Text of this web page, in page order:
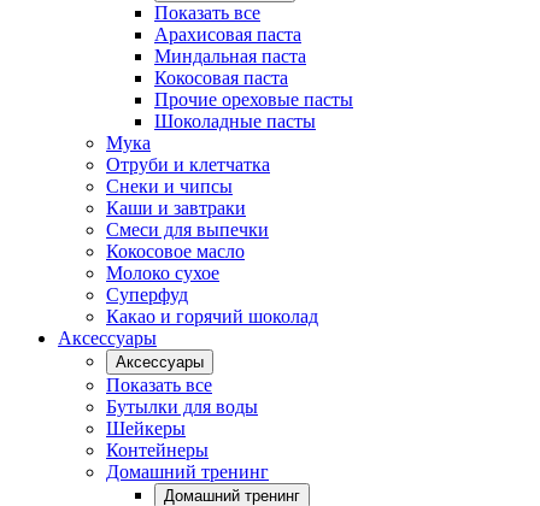
Показать все
Арахисовая паста
Миндальная паста
Кокосовая паста
Прочие ореховые пасты
Шоколадные пасты
Мука
Отруби и клетчатка
Снеки и чипсы
Каши и завтраки
Смеси для выпечки
Кокосовое масло
Молоко сухое
Суперфуд
Какао и горячий шоколад
Аксессуары
Аксессуары
Показать все
Бутылки для воды
Шейкеры
Контейнеры
Домашний тренинг
Домашний тренинг